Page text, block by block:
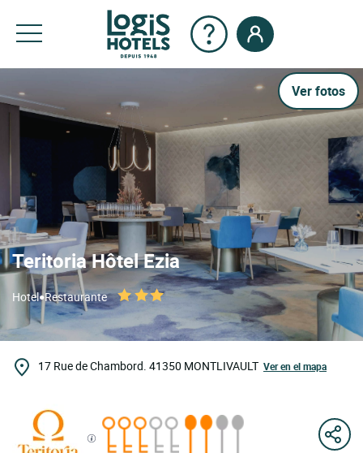
Ver fotos
Teritoria Hôtel Ezia
Hotel•Restaurante
17 Rue de Chambord. 41350 MONTLIVAULT Ver en el mapa